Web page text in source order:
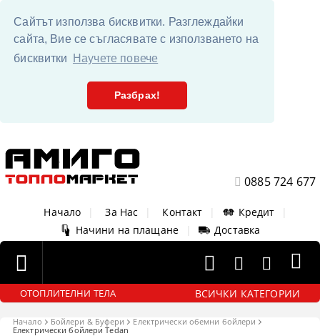
Сайтът използва бисквитки. Разглеждайки
сайта, Вие се съгласявате с използването на
бисквитки
Научете повече
Разбрах!
0885 724 677
Начало За Нас Контакт Кредит
Начини на плащане
Доставка
ОТОПЛИТЕЛНИ ТЕЛА ВСИЧКИ КАТЕГОРИИ
Начало Бойлери & Буфери
Електрически обемни бойлери
Електрически бойлери Tedan